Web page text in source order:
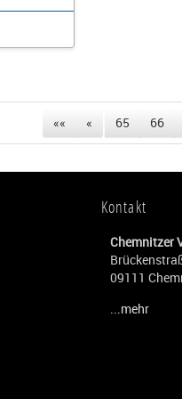
«« « 65 66
Kontakt
Chemnitzer
09111
...mehr